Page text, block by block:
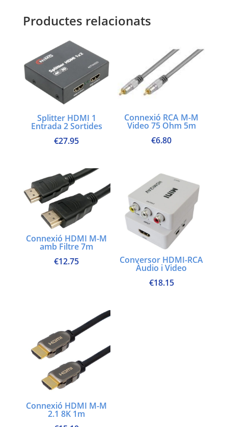
Productes relacionats
Splitter HDMI 1
Entrada 2 Sortides
€27.95
Connexió RCA M-M
Video 75 Ohm 5m
€6.80
Connexió HDMI M-M
amb Filtre 7m
€12.75 Conversor HDMI-RCA
Àudio i Video
€18.15
Connexió HDMI M-M
2.1 8K 1m